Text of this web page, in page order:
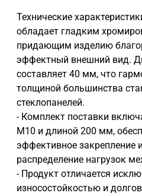
Технические
обладает гладким
придающим изделию
эффектный внешний вид.
составляет 40 мм, что
толщиной большинства
стеклопанелей.
- Комплект поставки
М10 и длиной 200 мм,
эффективное закрепление
распределение нагрузок
- Продукт отличается
износостойкостью и